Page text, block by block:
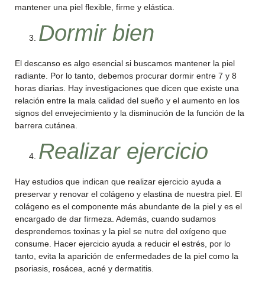
mantener una piel flexible, firme y elástica.
Dormir bien
El descanso es algo esencial si buscamos mantener la piel
radiante. Por lo tanto, debemos procurar dormir entre 7 y 8
horas diarias. Hay investigaciones que dicen que existe una
relación entre la mala calidad del sueño y el aumento en los
signos del envejecimiento y la disminución de la función de la
barrera cutánea.
Realizar ejercicio
Hay estudios que indican que realizar ejercicio ayuda a
preservar y renovar el colágeno y elastina de nuestra piel. El
colágeno es el componente más abundante de la piel y es el
encargado de dar firmeza. Además, cuando sudamos
desprendemos toxinas y la piel se nutre del oxígeno que
consume. Hacer ejercicio ayuda a reducir el estrés, por lo
tanto, evita la aparición de enfermedades de la piel como la
psoriasis, rosácea, acné y dermatitis.